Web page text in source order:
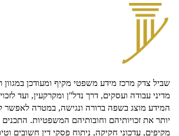
שביל צדק מרכז מידע משפטי מקיף ומעודכן
מדיני עבודה ועסקים, דרך נדל"ן ומקרקעין, ועד
המידע מוצג בשפה ברורה ונגישה, במטרה לאפשר
יותר את זכויותיהם וחובותיהם המשפטיות.
מקיפים, עדכוני חקיקה, ניתוח פסקי דין חשובים